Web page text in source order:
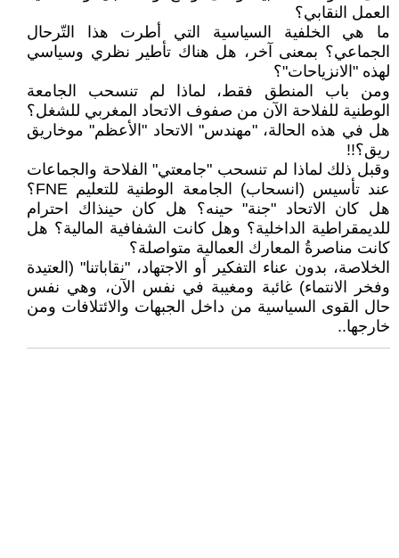
العمل النقابي؟
ما هي الخلفية السياسية التي أطرت هذا التّرحال
الجماعي؟ بمعنى آخر، هل هناك تأطير نظري وسياسي
لهذه "الانزياحات"؟
ومن باب المنطق فقط، لماذا لم تنسحب الجامعة
الوطنية للفلاحة الآن من صفوف الاتحاد المغربي للشغل؟
هل في هذه الحالة، "مهندس" الاتحاد "الأعظم" موخاريق
ريق؟!!
وقبل ذلك لماذا لم تنسحب "جامعتي" الفلاحة والجماعات
عند تأسيس (انسحاب) الجامعة الوطنية للتعليم FNE؟
هل كان الاتحاد "جنة" حينه؟ هل كان حينذاك احترام
للديمقراطية الداخلية؟ وهل كانت الشفافية المالية؟ هل
كانت مناصرةُ المعارك العمالية متواصلة؟
الخلاصة، بدون عناء التفكير أو الاجتهاد، "نقاباتنا" (العتيدة
وفخر الانتماء) غائبة ومغيبة في نفس الآن، وهي نفس
حال القوى السياسية من داخل الجبهات والائتلافات ومن
خارجها..